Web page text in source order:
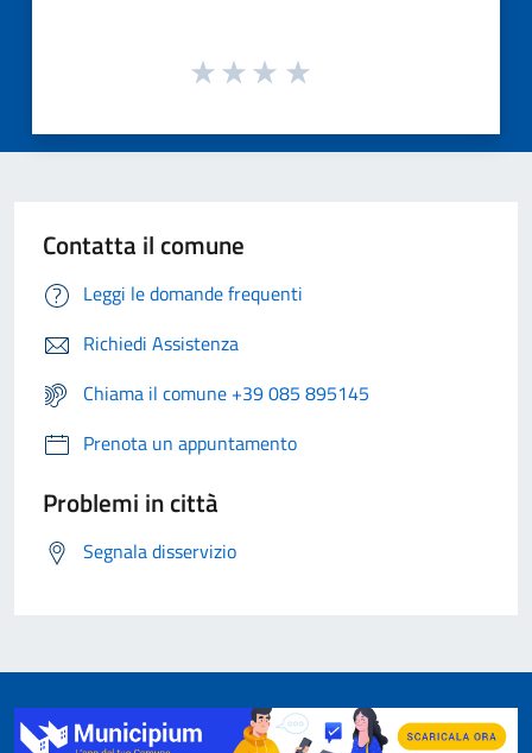
Contatta il comune
Leggi le domande frequenti
Richiedi Assistenza
Chiama il comune +39 085 895145
Prenota un appuntamento
Problemi in città
Segnala disservizio